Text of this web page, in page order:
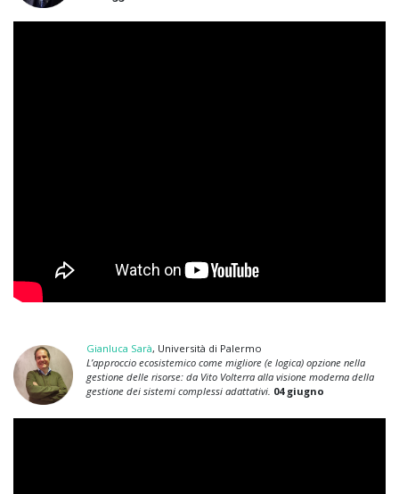
Gianluca Sarà, Università di Palermo
L’approccio ecosistemico come migliore (e logica) opzione nella
gestione delle risorse: da Vito Volterra alla visione moderna della
gestione dei sistemi complessi adattativi. 04 giugno